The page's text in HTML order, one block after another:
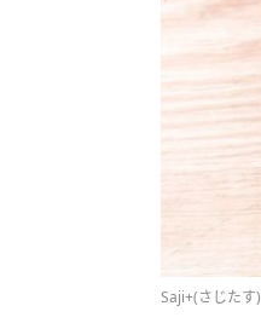
Saji+(さじたす)